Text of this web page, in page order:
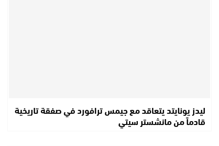
ليدز يونايتد يتعاقد مع جيمس ترافورد في صفقة تاريخية
قادماً من مانشستر سيتي